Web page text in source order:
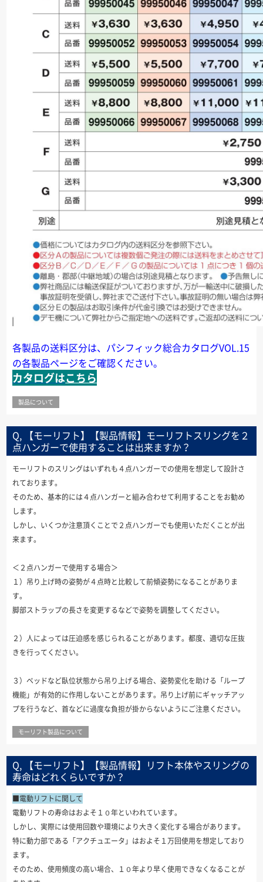
各製品の送料区分は、パシフィック総合カタログVOL.15
の各製品ページをご確認ください。
カタログはこちら
製品について
Q, 【モーリフト】【製品情報】モーリフトスリングを２
点ハンガーで使用することは出来ますか？
モーリフトのスリングはいずれも４点ハンガーでの使用を想定して設計さ
れております。
そのため、基本的には４点ハンガーと組み合わせて利用することをお勧め
します。
しかし、いくつか注意頂くことで２点ハンガーでも使用いただくことが出
来ます。
＜２点ハンガーで使用する場合＞
１）吊り上げ時の姿勢が４点時と比較して前傾姿勢になることがありま
す。
脚部ストラップの長さを変更するなどで姿勢を調整してください。
２）人によっては圧迫感を感じられることがあります。都度、適切な圧抜
きを行ってください。
３）ベッドなど臥位状態から吊り上げる場合、姿勢変化を助ける「ループ
機能」が有効的に作用しないことがあります。吊り上げ前にギャッチアッ
プを行うなど、首などに過度な負担が掛からないようにご注意ください。
モーリフト製品について
Q, 【モーリフト】【製品情報】リフト本体やスリングの
寿命はどれくらいですか？
■電動リフトに関して
電動リフトの寿命はおよそ１０年といわれています。
しかし、実際には使用回数や環境により大きく変化する場合があります。
特に動力部である「アクチュエータ」はおよそ１万回使用を想定しており
ます。
そのため、使用頻度の高い場合、１０年より早く使用できなくなることが